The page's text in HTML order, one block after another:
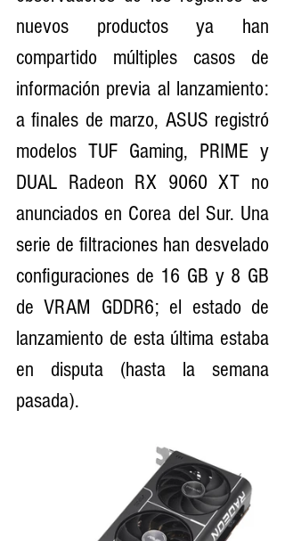
nuevos productos ya han
compartido múltiples casos de
información previa al lanzamiento:
a finales de marzo, ASUS registró
modelos TUF Gaming, PRIME y
DUAL Radeon RX 9060 XT no
anunciados en Corea del Sur. Una
serie de filtraciones han desvelado
configuraciones de 16 GB y 8 GB
de VRAM GDDR6; el estado de
lanzamiento de esta última estaba
en disputa (hasta la semana
pasada).